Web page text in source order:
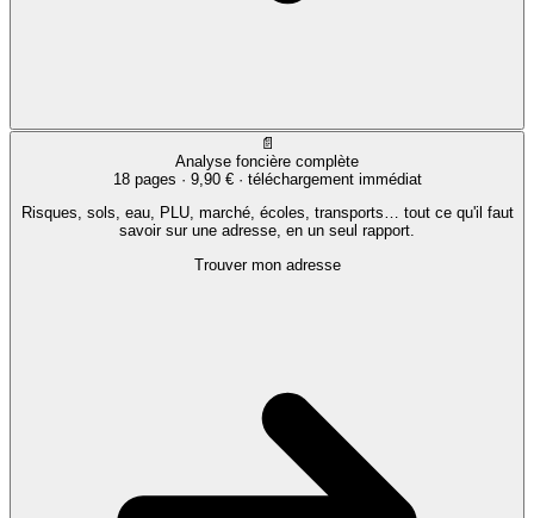
📄
Analyse foncière complète
18 pages · 9,90 €· téléchargement immédiat
Risques, sols, eau, PLU, marché, écoles, transports… tout ce qu'il faut
savoir sur une adresse, en un seul rapport.
Trouver mon adresse